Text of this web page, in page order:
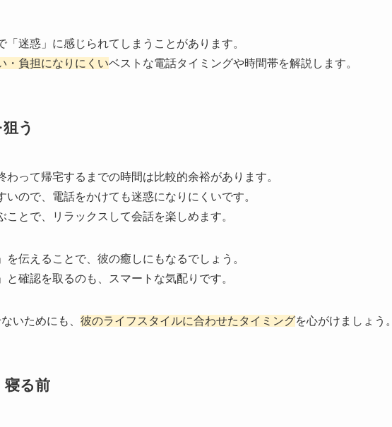
迷惑」に感じられてしまうことがあります。
・負担になりにくいベストな電話タイミングや時間帯を解説します。
う
って帰宅するまでの時間は比較的余裕があります。
ので、電話をかけても迷惑になりにくいです。
とで、リラックスして会話を楽しめます。
伝えることで、彼の癒しにもなるでしょう。
と確認を取るのも、スマートな気配りです。
いためにも、 彼のライフスタイルに合わせたタイミングを心がけましょう。
寝る前